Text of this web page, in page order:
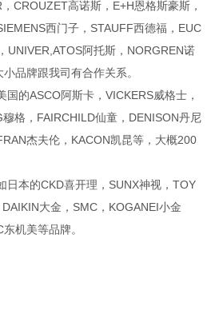
CROUZET高诺斯，E+H恩格斯豪斯，
西门子，STAUFF西德福，EUC
UNIVER,ATOS阿托斯，NORGREN诺
品牌跟我司有合作关系。
的ASCO阿斯卡，VICKERS威格士，
格，FAIRCHILD仙童，DENISON丹尼
杰夫伦，KACON凯昆等，大概200
日本的CKD喜开理，SUNX神视，TOY
大金，SMC，KOGANEI小金
机美等品牌。